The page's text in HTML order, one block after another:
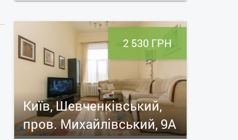
2 530 ГРН
Київ, Шевченківський,
пров. Михайлівський, 9А